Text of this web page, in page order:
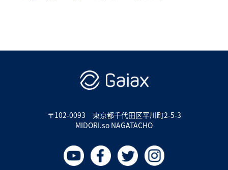
〒102-0093 東京都千代田区平川町2-5-3
MIDORI.so NAGATACHO